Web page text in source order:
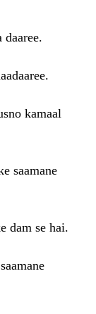
daaree.
kamaal
saamane
dam se hai.